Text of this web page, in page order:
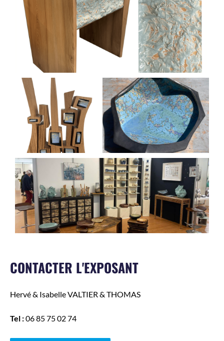
CONTACTER L'EXPOSANT
Hervé & IsabelleVALTIER & THOMAS
Tel :06 85 75 02 74